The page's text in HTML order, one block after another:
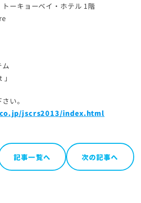
ーキョーベイ・ホテル 1階
ム
」
い。
jscrs2013/index.html
記事一覧へ 次の記事へ